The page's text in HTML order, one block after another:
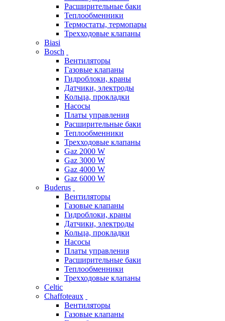
Расширительные баки
Теплообменники
Термостаты, термопары
Трехходовые клапаны
Biasi
Bosch
Вентиляторы
Газовые клапаны
Гидроблоки, краны
Датчики, электроды
Кольца, прокладки
Насосы
Платы управления
Расширительные баки
Теплообменники
Трехходовые клапаны
Gaz 2000 W
Gaz 3000 W
Gaz 4000 W
Gaz 6000 W
Buderus
Вентиляторы
Газовые клапаны
Гидроблоки, краны
Датчики, электроды
Кольца, прокладки
Насосы
Платы управления
Расширительные баки
Теплообменники
Трехходовые клапаны
Celtic
Chaffoteaux
Вентиляторы
Газовые клапаны